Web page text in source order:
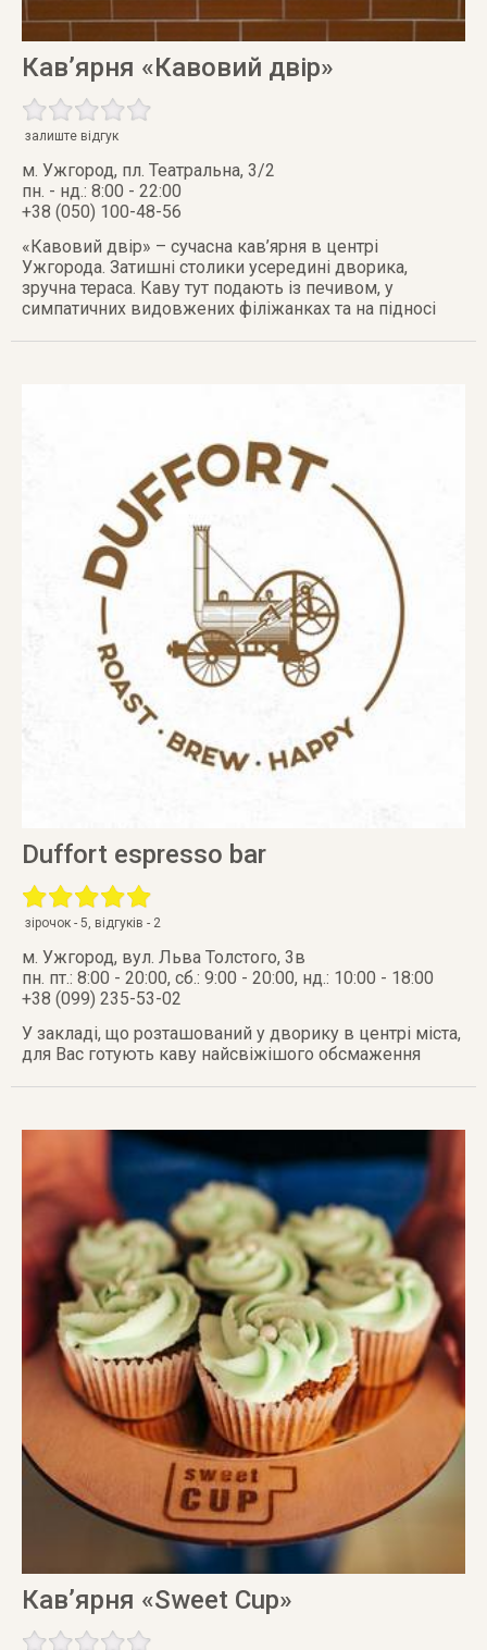
Кав’ярня «Кавовий двір»
залиште відгук
м. Ужгород, пл. Театральна, 3/2
пн. - нд.: 8:00 - 22:00
+38 (050) 100-48-56
«Кавовий двір» – сучасна кав’ярня в центрі
Ужгорода. Затишні столики усередині дворика,
зручна тераса. Каву тут подають із печивом, у
симпатичних видовжених філіжанках та на підносі
Duffort espresso bar
зірочок - 5, відгуків - 2
м. Ужгород, вул. Льва Толстого, 3в
пн. пт.: 8:00 - 20:00, сб.: 9:00 - 20:00, нд.: 10:00 - 18:00
+38 (099) 235-53-02
У закладі, що розташований у дворику в центрі міста,
для Вас готують каву найсвіжішого обсмаження
Кав’ярня «Sweet Cup»